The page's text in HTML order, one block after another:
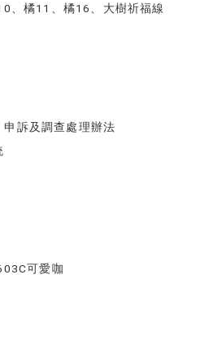
、橘11、橘16、大樹祈福線
訴及調查處理辦法
可愛咖